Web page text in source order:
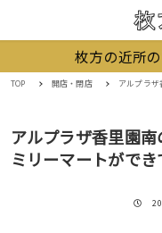
枚方の近所
TOP 開店・閉店 アルプラザ香
アルプラザ香里園
ミリーマートができ
投